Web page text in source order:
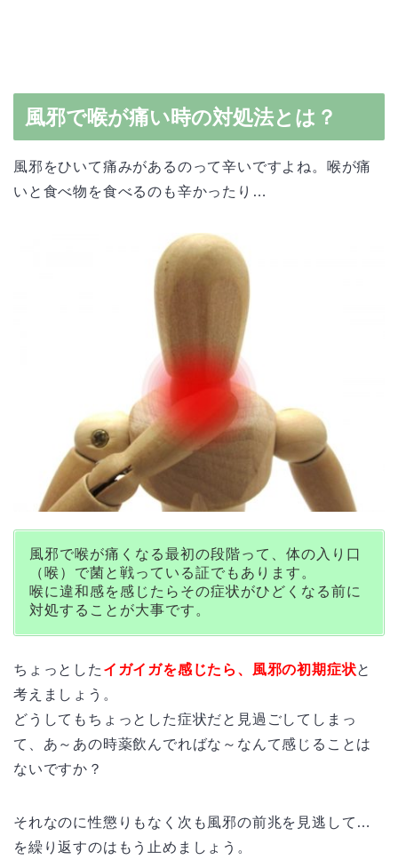
風邪で喉が痛い時の対処法とは？
風邪をひいて痛みがあるのって辛いですよね。喉が痛
いと食べ物を食べるのも辛かったり…
風邪で喉が痛くなる最初の段階って、体の入り口
（喉）で菌と戦っている証でもあります。
喉に違和感を感じたらその症状がひどくなる前に
対処することが大事です。
ちょっとした イガイガを感じたら、風邪の初期症状と
考えましょう。
どうしてもちょっとした症状だと見過ごしてしまっ
て、あ～あの時薬飲んでればな～なんて感じることは
ないですか？
それなのに性懲りもなく次も風邪の前兆を見逃して…
を繰り返すのはもう止めましょう。